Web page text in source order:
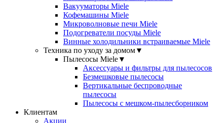
Вакууматоры Miele
Кофемашины Miele
Микроволновые печи Miele
Подогреватели посуды Miele
Винные холодильники встраиваемые Miele
Техника по уходу за домом▼
Пылесосы Miele▼
Аксессуары и фильтры для пылесосов
Безмешковые пылесосы
Вертикальные беспроводные
пылесосы
Пылесосы с мешком-пылесборником
Клиентам
Акции